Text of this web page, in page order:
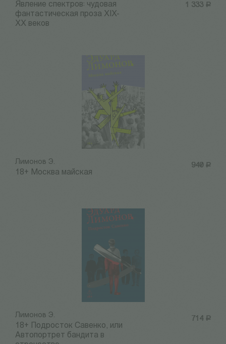
1 333 Р
Явление спектров: чудовая
фантастическая проза ХIХ-
ХХ веков
940 Р
Лимонов Э.
18+ Москва майская
714 Р
Лимонов Э.
18+ Подросток Савенко, или
Автопортрет бандита в